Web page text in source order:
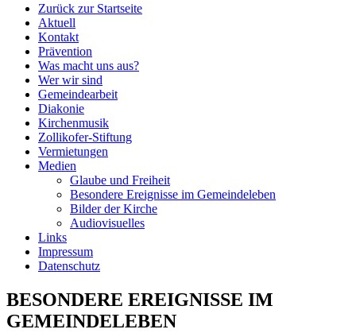
Zurück zur Startseite
Aktuell
Kontakt
Prävention
Was macht uns aus?
Wer wir sind
Gemeindearbeit
Diakonie
Kirchenmusik
Zollikofer-Stiftung
Vermietungen
Medien
Glaube und Freiheit
Besondere Ereignisse im Gemeindeleben
Bilder der Kirche
Audiovisuelles
Links
Impressum
Datenschutz
BESONDERE EREIGNISSE IM
GEMEINDELEBEN